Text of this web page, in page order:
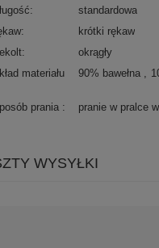
standardowa
krótki rękaw
okrągły
materiału
90% bawełna
prania pranie w pralce
WYSYŁKI